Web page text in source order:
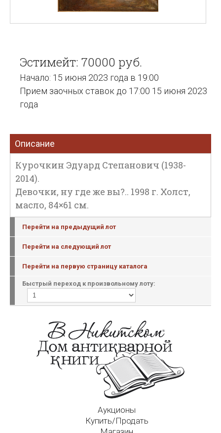
Эстимейт: 70000 руб.
Начало: 15 июня 2023 года в 19:00
Прием заочных ставок до 17:00 15 июня 2023
года
Описание
Курочкин Эдуард Степанович (1938-
2014).
Девочки, ну где же вы?.. 1998 г. Холст,
масло, 84×61 см.
Перейти на предыдущий лот
Перейти на следующий лот
Перейти на первую страницу каталога
Быстрый переход к произвольному лоту:
Аукционы
Купить/Продать